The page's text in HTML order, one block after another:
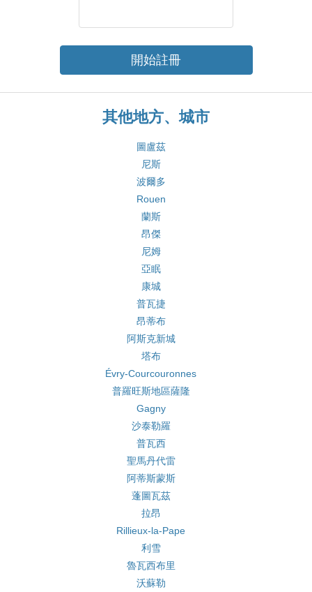
開始註冊
其他地方、城市
圖盧茲
尼斯
波爾多
Rouen
蘭斯
昂傑
尼姆
亞眠
康城
普瓦捷
昂蒂布
阿斯克新城
塔布
Évry-Courcouronnes
普羅旺斯地區薩隆
Gagny
沙泰勒羅
普瓦西
聖馬丹代雷
阿蒂斯蒙斯
蓬圖瓦茲
拉昂
Rillieux-la-Pape
利雪
魯瓦西布里
沃蘇勒